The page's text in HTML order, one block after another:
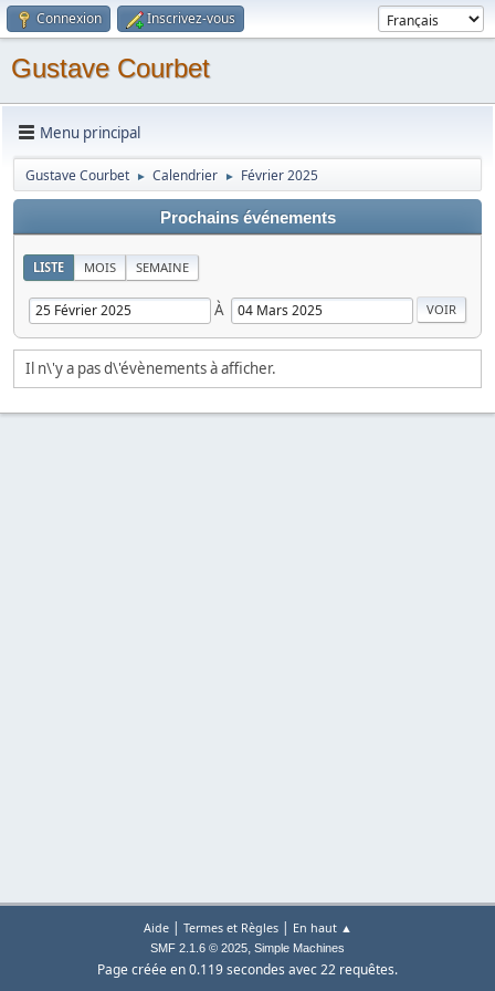
Connexion Inscrivez-vous
Gustave Courbet
Menu principal
Gustave Courbet ► Calendrier ► Février 2025
Prochains événements
LISTE MOIS SEMAINE
À
Il n\'y a pas d\'évènements à afficher.
Aide| Termes et Règles| En haut ▲
SMF 2.1.6 © 2025, Simple Machines
Page créée en 0.119 secondes avec 22 requêtes.